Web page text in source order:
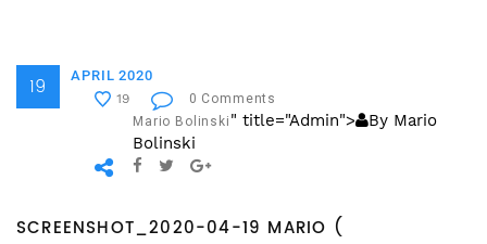
19 APRIL 2020
19
0 Comments
Mario Bolinski " title="Admin">
By Mario
Bolinski
SCREENSHOT_2020-04-19 MARIO (